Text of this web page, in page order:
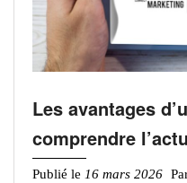
Les avantages
comprendre
Publié le 16 mars 2026